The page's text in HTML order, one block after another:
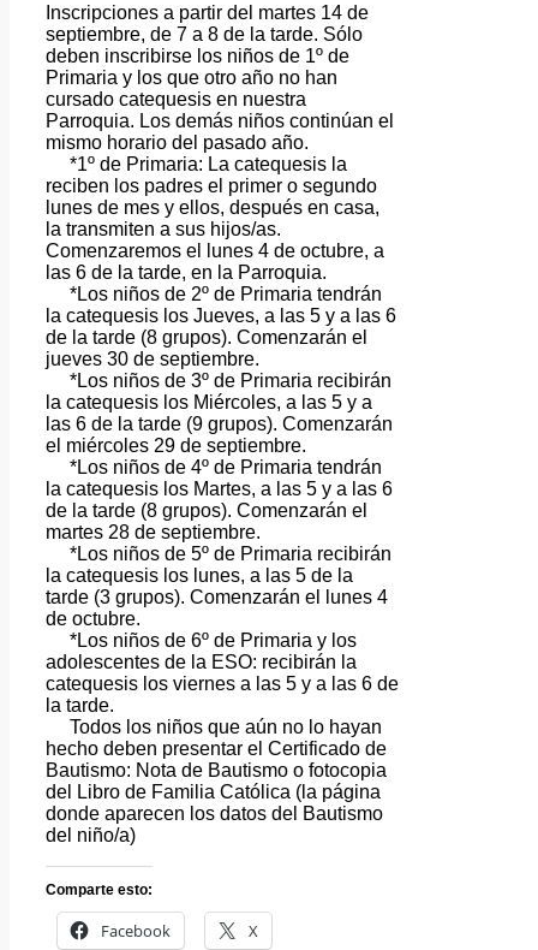
Inscripciones a partir del martes 14 de
septiembre, de 7 a 8 de la tarde. Sólo
deben inscribirse los niños de 1º de
Primaria y los que otro año no han
cursado catequesis en nuestra
Parroquia. Los demás niños continúan el
mismo horario del pasado año.
*1º de Primaria: La catequesis la
reciben los padres el primer o segundo
lunes de mes y ellos, después en casa,
la transmiten a sus hijos/as.
Comenzaremos el lunes 4 de octubre, a
las 6 de la tarde, en la Parroquia.
*Los niños de 2º de Primaria tendrán
la catequesis los Jueves, a las 5 y a las 6
de la tarde (8 grupos). Comenzarán el
jueves 30 de septiembre.
*Los niños de 3º de Primaria recibirán
la catequesis los Miércoles, a las 5 y a
las 6 de la tarde (9 grupos). Comenzarán
el miércoles 29 de septiembre.
*Los niños de 4º de Primaria tendrán
la catequesis los Martes, a las 5 y a las 6
de la tarde (8 grupos). Comenzarán el
martes 28 de septiembre.
*Los niños de 5º de Primaria recibirán
la catequesis los lunes, a las 5 de la
tarde (3 grupos). Comenzarán el lunes 4
de octubre.
*Los niños de 6º de Primaria y los
adolescentes de la ESO: recibirán la
catequesis los viernes a las 5 y a las 6 de
la tarde.
Todos los niños que aún no lo hayan
hecho deben presentar el Certificado de
Bautismo: Nota de Bautismo o fotocopia
del Libro de Familia Católica (la página
donde aparecen los datos del Bautismo
del niño/a)
Comparte esto:
Facebook X